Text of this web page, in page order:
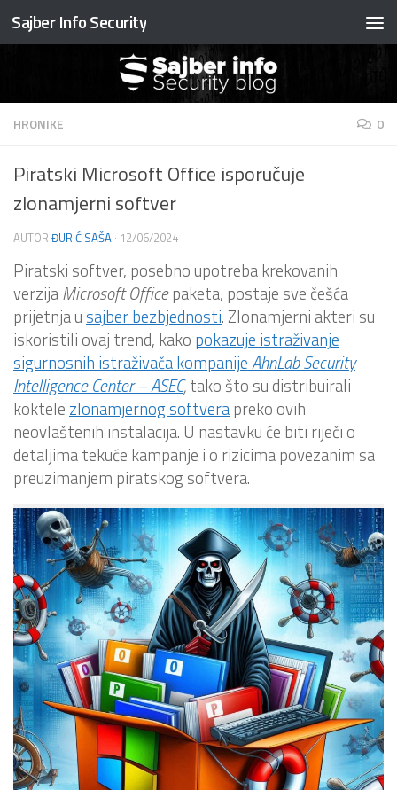
Preskočite na sadržaj
Sajber Info Security
HRONIKE 0
Piratski Microsoft Office isporučuje
zlonamjerni softver
AUTOR ĐURIĆ SAŠA · 12/06/2024
Piratski softver, posebno upotreba krekovanih
verzijaMicrosoft Officepaketa, postaje sve češća
prijetnja u sajber bezbjednosti. Zlonamjerni akteri su
iskoristili ovaj trend, kako pokazuje istraživanje
sigurnosnih istraživača kompanijeAhnLab Security
Intelligence Center – ASEC,tako što su distribuirali
koktele zlonamjernog softverapreko ovih
neovlaštenih instalacija. U nastavku će biti riječi o
detaljima tekuće kampanje i o rizicima povezanim sa
preuzimanjem piratskog softvera.